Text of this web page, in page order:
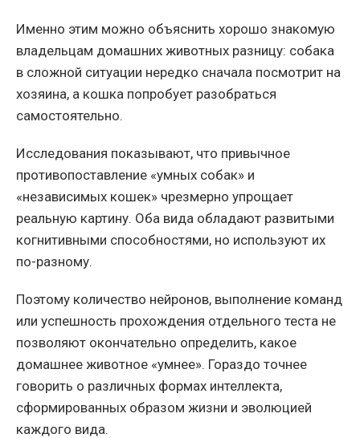
Именно этим можно объяснить хорошо знакомую
владельцам домашних животных разницу: собака
в сложной ситуации нередко сначала посмотрит на
хозяина, а кошка попробует разобраться
самостоятельно.
Исследования показывают, что привычное
противопоставление «умных собак» и
«независимых кошек» чрезмерно упрощает
реальную картину. Оба вида обладают развитыми
когнитивными способностями, но используют их
по-разному.
Поэтому количество нейронов, выполнение команд
или успешность прохождения отдельного теста не
позволяют окончательно определить, какое
домашнее животное «умнее». Гораздо точнее
говорить о различных формах интеллекта,
сформированных образом жизни и эволюцией
каждого вида.